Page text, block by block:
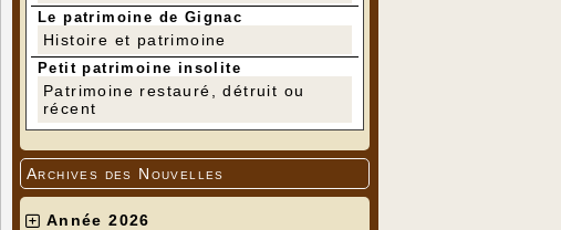
Le patrimoine de Gignac
Histoire et patrimoine
Petit patrimoine insolite
Patrimoine restauré, détruit ou
récent
Archives des Nouvelles
Année 2026